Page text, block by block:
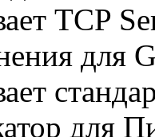
TCP
для
для